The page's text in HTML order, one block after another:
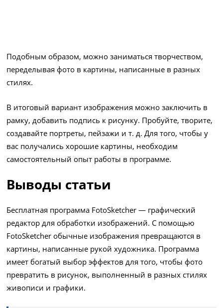
Подобным образом, можно заниматься творчеством,
переделывая фото в картины, написанные в разных
стилях.
В итоговый вариант изображения можно заключить в
рамку, добавить подпись к рисунку. Пробуйте, творите,
создавайте портреты, пейзажи и т. д. Для того, чтобы у
вас получались хорошие картины, необходим
самостоятельный опыт работы в программе.
Выводы статьи
Бесплатная программа FotoSketcher — графический
редактор для обработки изображений. С помощью
FotoSketcher обычные изображения превращаются в
картины, написанные рукой художника. Программа
имеет богатый выбор эффектов для того, чтобы фото
превратить в рисунок, выполненный в разных стилях
живописи и графики.